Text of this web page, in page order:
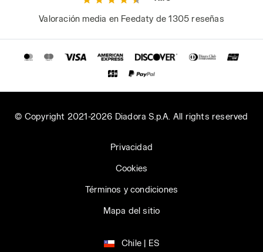
Valoración media en Feedaty de 1305 reseñas
© Copyright 2021-2026 Diadora S.p.A. All rights reserved
Privacidad
Cookies
Términos y condiciones
Mapa del sitio
Chile | ES